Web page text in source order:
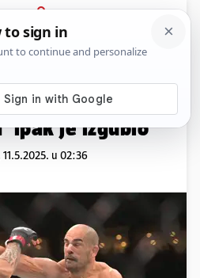
PRIJAVA
Sport Komentari
ali nakon
ipak je izgubio
11.5.2025. u 02:36